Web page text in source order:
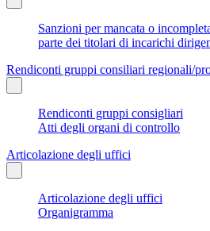
Sanzioni per mancata o
parte dei titolari di incarichi
Rendiconti gruppi consiliari regionali/
Rendiconti gruppi consigliari
Atti degli organi di controllo
Articolazione degli uffici
Articolazione degli uffici
Organigramma